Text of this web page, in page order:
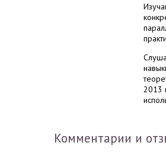
2013
Комментарии и